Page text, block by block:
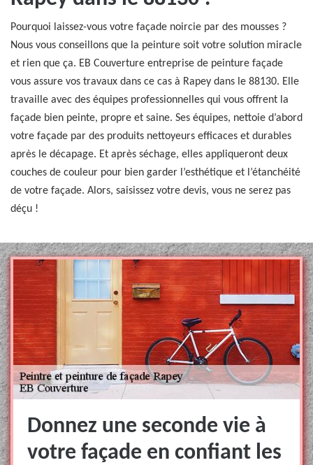
Pourquoi laissez-vous votre façade noircie par des mousses ?
Nous vous conseillons que la peinture soit votre solution miracle
et rien que ça. EB Couverture entreprise de peinture façade
vous assure vos travaux dans ce cas à Rapey dans le 88130. Elle
travaille avec des équipes professionnelles qui vous offrent la
façade bien peinte, propre et saine. Ses équipes, nettoie d’abord
votre façade par des produits nettoyeurs efficaces et durables
après le décapage. Et après séchage, elles appliqueront deux
couches de couleur pour bien garder l’esthétique et l’étanchéité
de votre façade. Alors, saisissez votre devis, vous ne serez pas
déçu !
Donnez une seconde vie à
votre façade en confiant les